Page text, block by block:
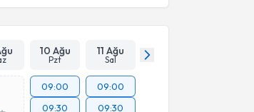
10 Ağu
Pzt
11 Ağu
Sal
09:00
09:30
09:00
09:30